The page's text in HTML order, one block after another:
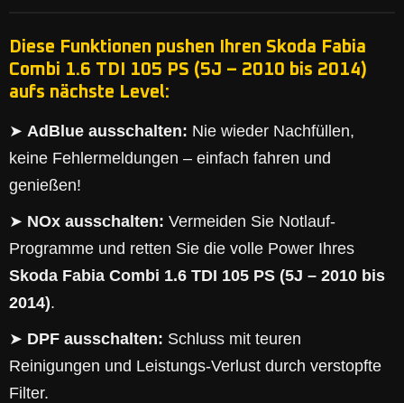
Diese Funktionen pushen Ihren Skoda Fabia
Combi 1.6 TDI 105 PS (5J – 2010 bis 2014)
aufs nächste Level:
➤ AdBlue ausschalten: Nie wieder Nachfüllen,
keine Fehlermeldungen – einfach fahren und
genießen!
➤ NOx ausschalten: Vermeiden Sie Notlauf-
Programme und retten Sie die volle Power Ihres
Skoda Fabia Combi 1.6 TDI 105 PS (5J – 2010 bis
2014).
➤ DPF ausschalten: Schluss mit teuren
Reinigungen und Leistungs-Verlust durch verstopfte
Filter.